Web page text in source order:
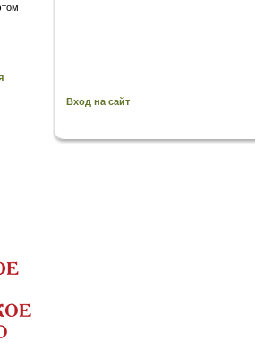
Вход на сайт